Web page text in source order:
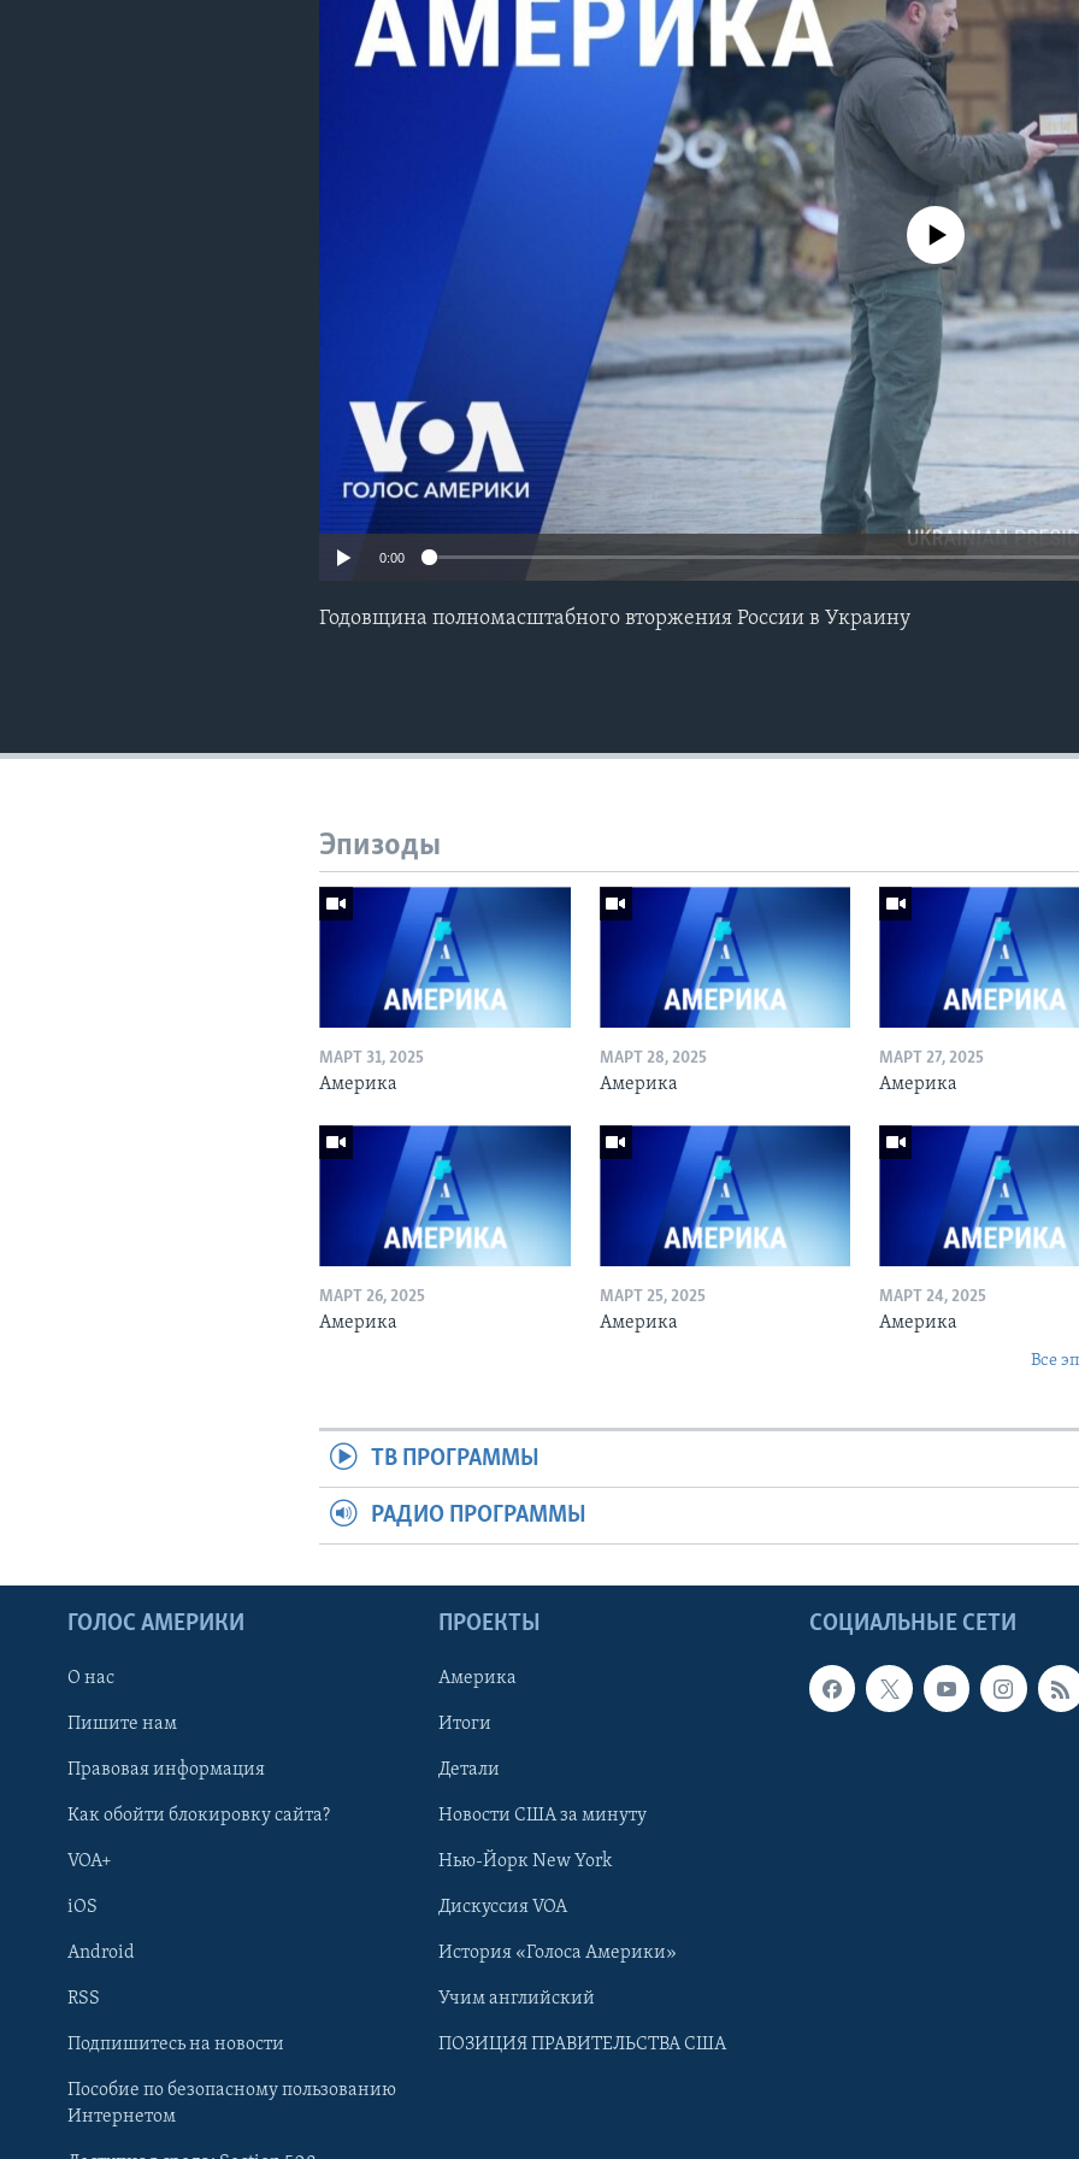
Learning English
No media source currently
0:00
Годовщина полномасштабного вторжения России в Украину
Эпизоды
МАРТ 31, 2025
Америка
МАРТ 28, 2025
Америка
МАРТ 27, 2025
Америка
МАРТ 26, 2025
Америка
МАРТ 25, 2025
Америка
МАРТ 24, 2025
Америка
Все
ТВ ПРОГРАММЫ
РАДИО ПРОГРАММЫ
СОЦИАЛЬНЫЕ СЕТИ
ГОЛОС АМЕРИКИ
О нас
Пишите нам
Правовая информация
Как обойти блокировку сайта?
VOA+
iOS
Android
RSS
Подпишитесь на новости
Пособие по безопасному пользованию
Интернетом
ПРОЕКТЫ
Америка
Итоги
Детали
Новости США за минуту
Нью-Йорк New York
Дискуссия VOA
История «Голоса Америки»
Учим английский
ПОЗИЦИЯ ПРАВИТЕЛЬСТВА США